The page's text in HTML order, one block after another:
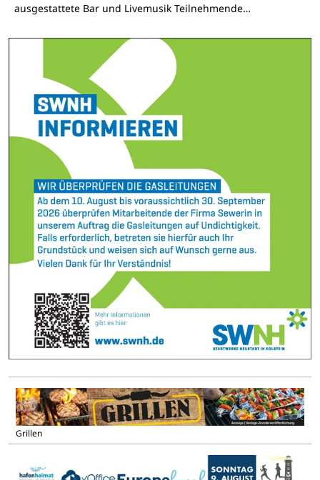
ausgestattete Bar und Livemusik Teilnehmende…
Grillen